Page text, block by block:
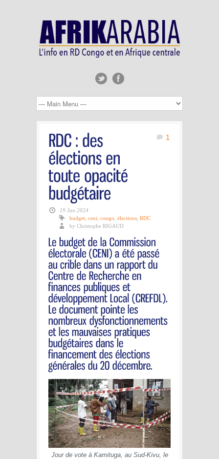
1
19 Jan 2024
budget ceni congo élections RDC
by Christophe RIGAUD
Jour de vote à Kamituga, au Sud-Kivu, le